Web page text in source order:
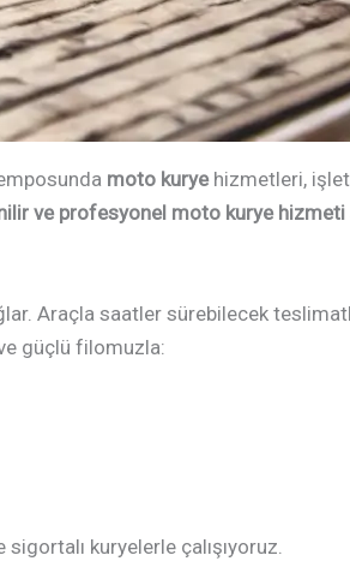
moto kuryehizmetleri,
ve profesyonel moto kurye hizmeti
Araçla saatler sürebilecek
güçlü filomuzla:
kuryelerle çalışıyoruz.